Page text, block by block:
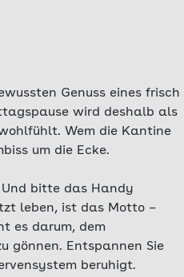
Genuss eines frisch
wird deshalb als
Wem die Kantine
um die Ecke.
Und bitte das Handy
leben, ist das Motto –
es darum, dem
gönnen. Entspannen Sie
beruhigt.